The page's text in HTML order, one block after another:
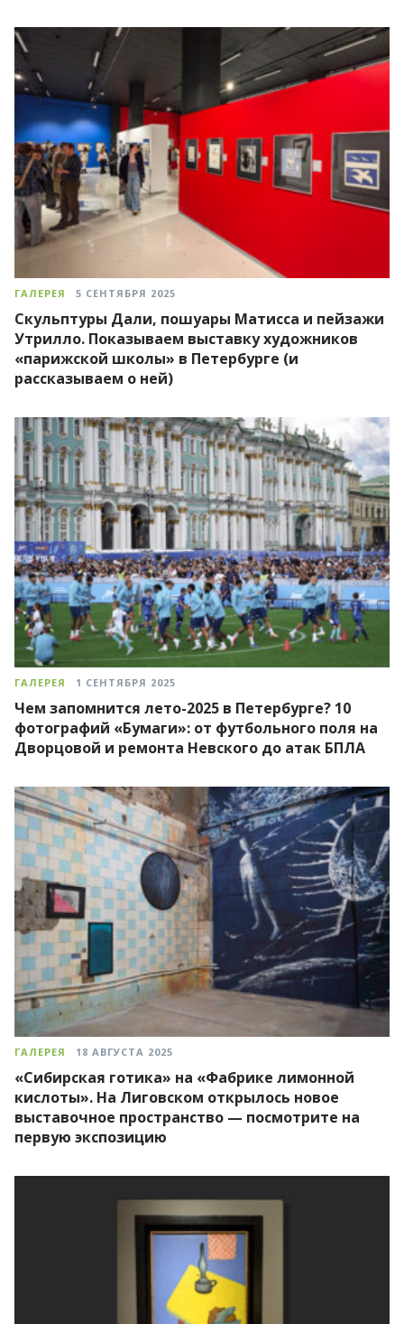
ГАЛЕРЕЯ 5 СЕНТЯБРЯ 2025
Скульптуры Дали, пошуары Матисса и пейзажи
Утрилло. Показываем выставку художников
«парижской школы» в Петербурге (и
рассказываем о ней)
ГАЛЕРЕЯ 1 СЕНТЯБРЯ 2025
Чем запомнится лето-2025 в Петербурге? 10
фотографий «Бумаги»: от футбольного поля на
Дворцовой и ремонта Невского до атак БПЛА
ГАЛЕРЕЯ 18 АВГУСТА 2025
«Сибирская готика» на «Фабрике лимонной
кислоты». На Лиговском открылось новое
выставочное пространство — посмотрите на
первую экспозицию